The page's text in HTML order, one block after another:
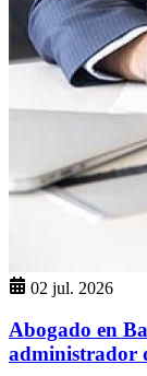
02 jul. 2026
Abogado en
administrador